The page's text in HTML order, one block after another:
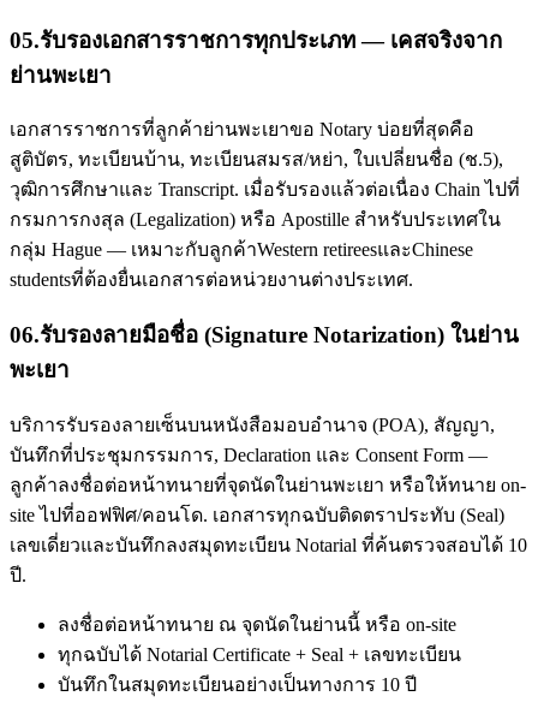
05.รับรองเอกสารราชการทุกประเภท — เคสจริงจาก
ย่านพะเยา
เอกสารราชการที่ลูกค้าย่านพะเยาขอ Notary บ่อยที่สุดคือ
สูติบัตร, ทะเบียนบ้าน, ทะเบียนสมรส/หย่า, ใบเปลี่ยนชื่อ (ช.5),
วุฒิการศึกษาและ Transcript. เมื่อรับรองแล้วต่อเนื่อง Chain ไปที่
กรมการกงสุล (Legalization) หรือ Apostille สำหรับประเทศใน
กลุ่ม Hague — เหมาะกับลูกค้าWestern retireesและChinese
studentsที่ต้องยื่นเอกสารต่อหน่วยงานต่างประเทศ.
06.รับรองลายมือชื่อ (Signature Notarization) ในย่าน
พะเยา
บริการรับรองลายเซ็นบนหนังสือมอบอำนาจ (POA), สัญญา,
บันทึกที่ประชุมกรรมการ, Declaration และ Consent Form —
ลูกค้าลงชื่อต่อหน้าทนายที่จุดนัดในย่านพะเยา หรือให้ทนาย on-
site ไปที่ออฟฟิศ/คอนโด. เอกสารทุกฉบับติดตราประทับ (Seal)
เลขเดี่ยวและบันทึกลงสมุดทะเบียน Notarial ที่ค้นตรวจสอบได้ 10
ปี.
ลงชื่อต่อหน้าทนาย ณ จุดนัดในย่านนี้ หรือ on-site
ทุกฉบับได้ Notarial Certificate + Seal + เลขทะเบียน
บันทึกในสมุดทะเบียนอย่างเป็นทางการ 10 ปี